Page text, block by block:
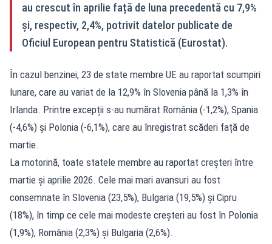
au crescut în aprilie față de luna precedentă cu 7,9%
și, respectiv, 2,4%, potrivit datelor publicate de
Oficiul European pentru Statistică (Eurostat).
În cazul benzinei, 23 de state membre UE au raportat scumpiri
lunare, care au variat de la 12,9% în Slovenia până la 1,3% în
Irlanda. Printre excepții s-au numărat România (-1,2%), Spania
(-4,6%) și Polonia (-6,1%), care au înregistrat scăderi față de
martie.
La motorină, toate statele membre au raportat creșteri între
martie și aprilie 2026. Cele mai mari avansuri au fost
consemnate în Slovenia (23,5%), Bulgaria (19,5%) și Cipru
(18%), în timp ce cele mai modeste creșteri au fost în Polonia
(1,9%), România (2,3%) și Bulgaria (2,6%).